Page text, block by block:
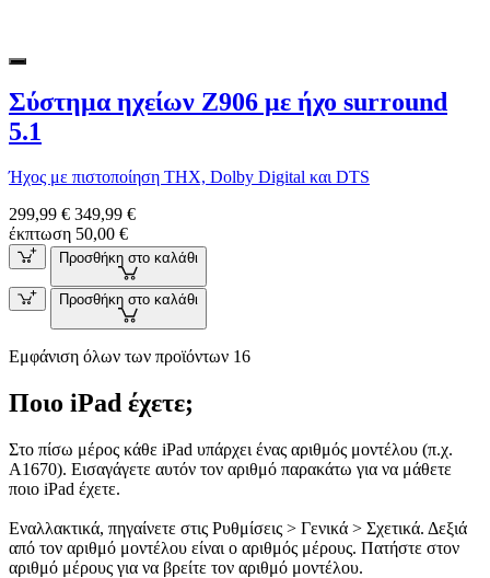
Σύστημα ηχείων Z906 με ήχο surround
5.1
Ήχος με πιστοποίηση THX, Dolby Digital και DTS
299,99 € 349,99 €
έκπτωση 50,00 €
Προσθήκη στο καλάθι
Προσθήκη στο καλάθι
Εμφάνιση όλων των προϊόντων 16
Ποιο iPad έχετε;
Στο πίσω μέρος κάθε iPad υπάρχει ένας αριθμός μοντέλου (π.χ.
A1670). Εισαγάγετε αυτόν τον αριθμό παρακάτω για να μάθετε
ποιο iPad έχετε.
Εναλλακτικά, πηγαίνετε στις Ρυθμίσεις > Γενικά > Σχετικά. Δεξιά
από τον αριθμό μοντέλου είναι ο αριθμός μέρους. Πατήστε στον
αριθμό μέρους για να βρείτε τον αριθμό μοντέλου.